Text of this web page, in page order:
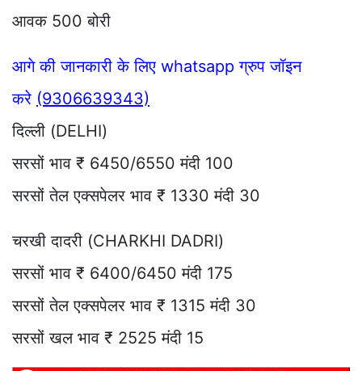
आवक 500 बोरी
आगे की जानकारी के लिए whatsapp ग्रुप जॉइन
करे (9306639343)
दिल्ली (DELHI)
सरसों भाव ₹ 6450/6550 मंदी 100
सरसों तेल एक्सपेलर भाव ₹ 1330 मंदी 30
चरखी दादरी (CHARKHI DADRI)
सरसों भाव ₹ 6400/6450 मंदी 175
सरसों तेल एक्सपेलर भाव ₹ 1315 मंदी 30
सरसों खल भाव ₹ 2525 मंदी 15